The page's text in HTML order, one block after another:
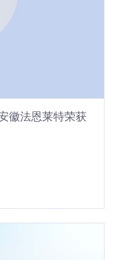
徽法恩莱特荣获